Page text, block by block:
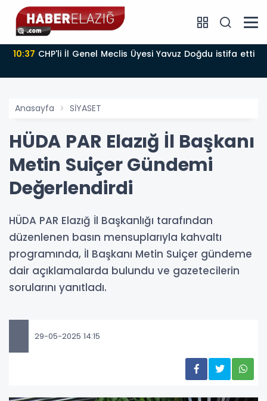
10:37 CHP'li İl Genel Meclis Üyesi Yavuz Doğdu istifa etti
Anasayfa SİYASET
HÜDA PAR Elazığ İl Başkanı
Metin Suiçer Gündemi
Değerlendirdi
HÜDA PAR Elazığ İl Başkanlığı tarafından
düzenlenen basın mensuplarıyla kahvaltı
programında, İl Başkanı Metin Suiçer gündeme
dair açıklamalarda bulundu ve gazetecilerin
sorularını yanıtladı.
29-05-2025 14:15